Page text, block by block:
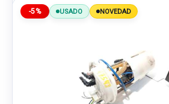
-5% USADO NOVEDAD